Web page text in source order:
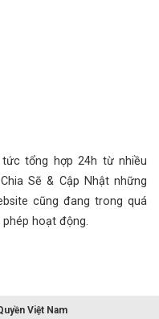
tổng hợp 24h từ nhiều
Sẽ & Cập Nhật những
cũng đang trong quá
hoạt động.
Việt Nam